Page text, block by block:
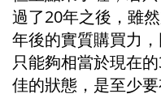
過了20年之後，雖
年後的實質購買力
只能夠相當於現在
佳的狀態，是至少要